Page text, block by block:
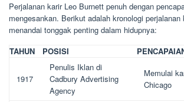
Perjalanan karir Leo Burnett penuh dengan
mengesankan. Berikut adalah kronologi perjalanan
menandai tonggak penting dalam hidupnya:
TAHUN
POSISI
1917
Penulis Iklan di
Cadbury Advertising
Agency
Memulai
Chicago